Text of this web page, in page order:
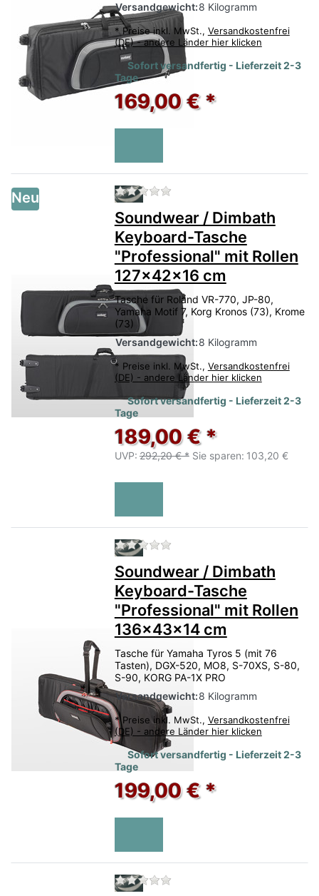
Versandgewicht:8 Kilogramm
* Preise inkl. MwSt., Versandkostenfrei
(DE) - andere Länder hier klicken
Sofort versandfertig - Lieferzeit 2-3
Tage
169,00 € *
Neu Zu diesem Produkt liegen
Soundwear / Dimbath
Keyboard-Tasche
"Professional" mit Rollen
127x42x16 cm
Tasche für Roland VR-770, JP-80,
Yamaha Motif 7, Korg Kronos (73), Krome
(73)
Versandgewicht:8 Kilogramm
* Preise inkl. MwSt., Versandkostenfrei
(DE) - andere Länder hier klicken
Sofort versandfertig - Lieferzeit 2-3
Tage
189,00 € *
UVP: 292,20 € * Sie sparen: 103,20 €
Zu diesem Produkt liegen
Soundwear / Dimbath
Keyboard-Tasche
"Professional" mit Rollen
136x43x14 cm
Tasche für Yamaha Tyros 5 (mit 76
Tasten), DGX-520, MO8, S-70XS, S-80,
S-90, KORG PA-1X PRO
Versandgewicht:8 Kilogramm
* Preise inkl. MwSt., Versandkostenfrei
(DE) - andere Länder hier klicken
Sofort versandfertig - Lieferzeit 2-3
Tage
199,00 € *
Zu diesem Produkt liegen